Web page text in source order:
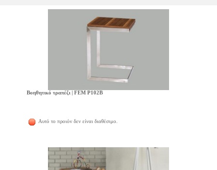
Βοηθητικό τραπέζι | FEM P102B
Αυτό το προιόν δεν είναι διαθέσιμο.